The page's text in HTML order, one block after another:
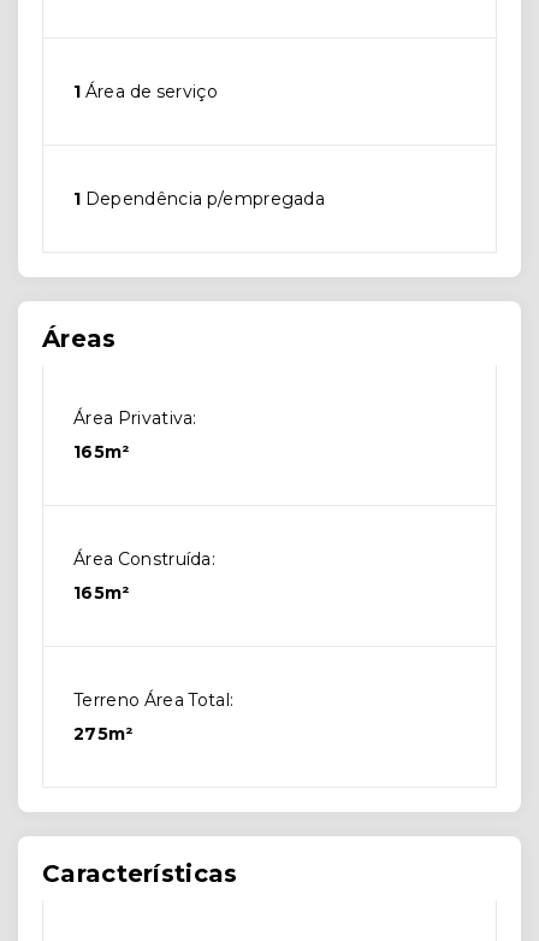
1 Área de serviço
1 Dependência p/empregada
Áreas
Área Privativa:
165m²
Área Construída:
165m²
Terreno Área Total:
275m²
Características